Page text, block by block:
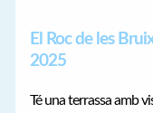
El Roc de les
2025
Té una terrassa amb